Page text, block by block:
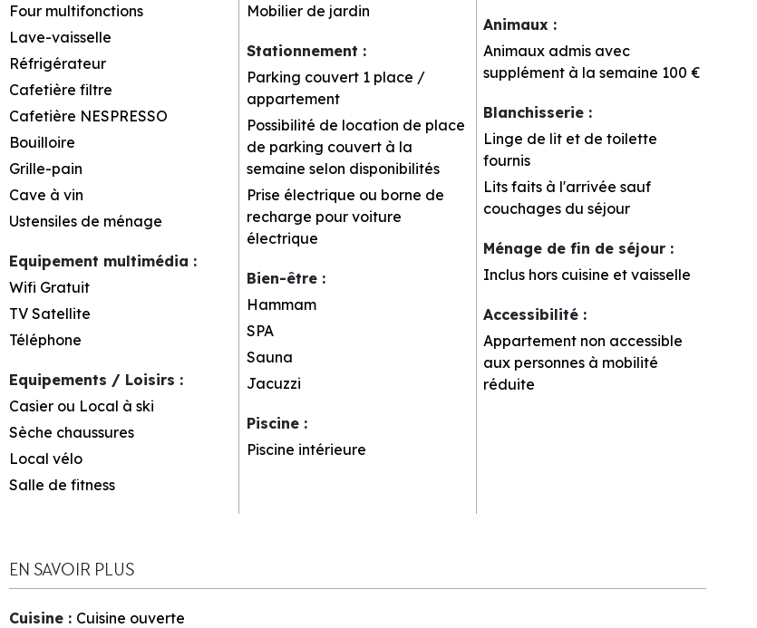
Four multifonctions
Lave-vaisselle
Réfrigérateur
Cafetière filtre
Cafetière NESPRESSO
Bouilloire
Grille-pain
Cave à vin
Ustensiles de ménage
Equipement multimédia :
Wifi Gratuit
TV Satellite
Téléphone
Equipements / Loisirs :
Casier ou Local à ski
Sèche chaussures
Local vélo
Salle de fitness
Mobilier de jardin
Stationnement :
Parking couvert 1 place /
appartement
Possibilité de location de place
de parking couvert à la
semaine selon disponibilités
Prise électrique ou borne de
recharge pour voiture
électrique
Bien-être :
Hammam
SPA
Sauna
Jacuzzi
Piscine :
Piscine intérieure
Animaux :
Animaux admis avec
supplément à la semaine 100 €
Blanchisserie :
Linge de lit et de toilette
fournis
Lits faits à l'arrivée sauf
couchages du séjour
Ménage de fin de séjour :
Inclus hors cuisine et vaisselle
Accessibilité :
Appartement non accessible
aux personnes à mobilité
réduite
EN SAVOIR PLUS
Cuisine : Cuisine ouverte